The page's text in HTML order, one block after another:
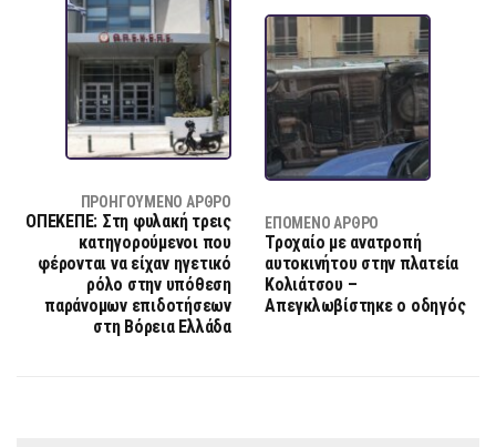
ΠΡΟΗΓΟΎΜΕΝΟ ΆΡΘΡΟ
ΟΠΕΚΕΠΕ: Στη φυλακή τρεις
κατηγορούμενοι που
φέρονται να είχαν ηγετικό
ρόλο στην υπόθεση
παράνομων επιδοτήσεων
στη Βόρεια Ελλάδα
ΕΠΌΜΕΝΟ ΆΡΘΡΟ
Τροχαίο με ανατροπή
αυτοκινήτου στην πλατεία
Κολιάτσου –
Απεγκλωβίστηκε ο οδηγός